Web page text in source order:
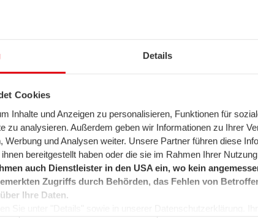
Details
Cookies
Inhalte und Anzeigen zu personalisieren, Funktionen für
zu analysieren. Außerdem geben wir Informationen zu Ihrer
Werbung und Analysen weiter. Unsere Partner führen diese
bereitgestellt haben oder die sie im Rahmen Ihrer
auch Dienstleister in den USA ein, wo kein
Zugriffs durch Behörden, das Fehlen von
Ihre Daten.
Ihrer Daten finden Sie in unserer